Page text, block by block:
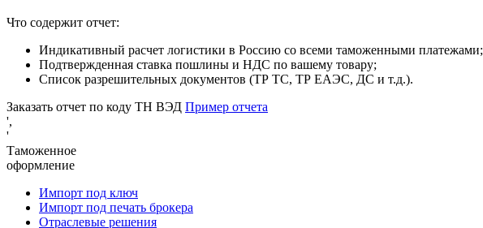
Что содержит отчет:
Индикативный расчет логистики в Россию со всеми таможенными платежами;
Подтвержденная ставка пошлины и НДС по вашему товару;
Список разрешительных документов (ТР ТС, ТР ЕАЭС, ДС и т.д.).
Заказать отчет по коду ТН ВЭД Пример отчета
',
'
Таможенное
оформление
Импорт под ключ
Импорт под печать брокера
Отраслевые решения